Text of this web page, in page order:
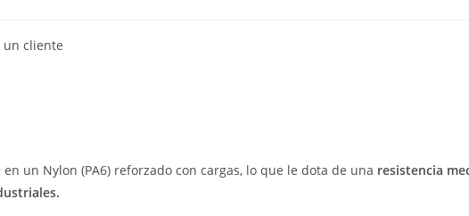
un cliente
en un Nylon (PA6) reforzado con cargas, lo que le dota de una resistencia